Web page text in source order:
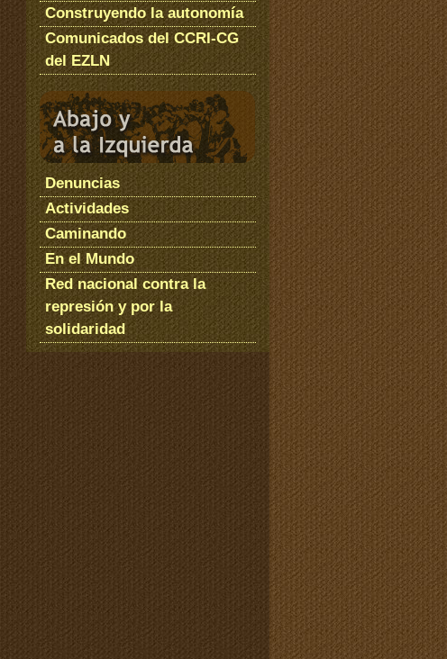
Construyendo la autonomía
Comunicados del CCRI-CG
del EZLN
Denuncias
Actividades
Caminando
En el Mundo
Red nacional contra la
represión y por la
solidaridad